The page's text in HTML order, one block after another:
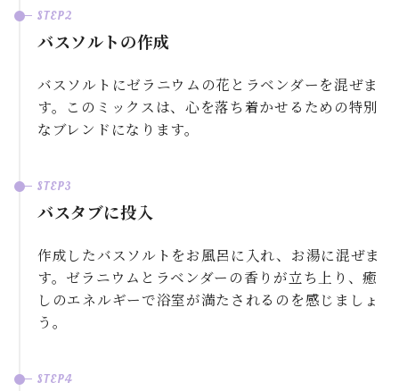
バスソルトの作成
バスソルトにゼラニウムの花とラベンダーを混ぜま
す。このミックスは、心を落ち着かせるための特別
なブレンドになります。
バスタブに投入
作成したバスソルトをお風呂に入れ、お湯に混ぜま
す。ゼラニウムとラベンダーの香りが立ち上り、癒
しのエネルギーで浴室が満たされるのを感じましょ
う。